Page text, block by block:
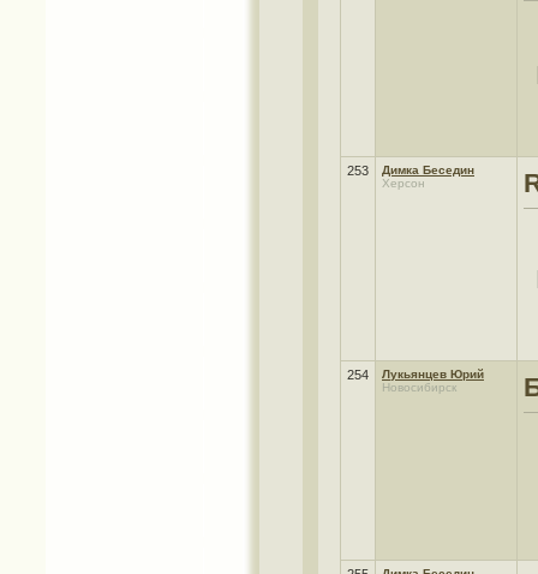
253
Димка Беседин
Херсон
254
Лукьянцев Юрий
Новосибирск